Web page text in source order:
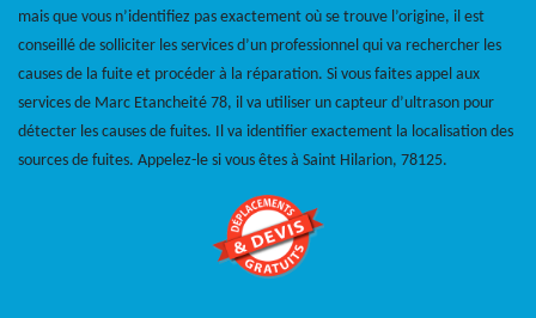
mais que vous n’identifiez pas exactement où se trouve l’origine, il est
conseillé de solliciter les services d’un professionnel qui va rechercher les
causes de la fuite et procéder à la réparation. Si vous faites appel aux
services de Marc Etancheité 78, il va utiliser un capteur d’ultrason pour
détecter les causes de fuites. Il va identifier exactement la localisation des
sources de fuites. Appelez-le si vous êtes à Saint Hilarion, 78125.